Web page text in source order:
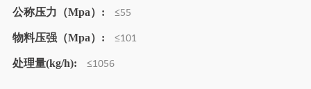
公称压力（Mpa）: ≤55
物料压强（Mpa）: ≤101
处理量(kg/h): ≤1056